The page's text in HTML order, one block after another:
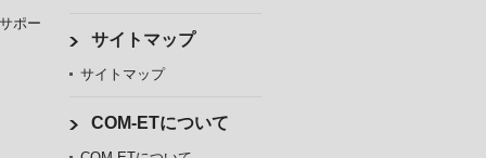
ポー
サイトマップ
サイトマップ
COM-ETについて